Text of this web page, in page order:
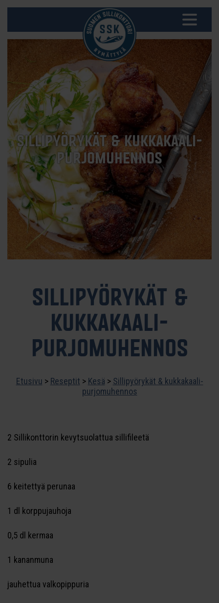
SILLIPYÖRYKÄT & KUKKAKAALI-
PURJOMUHENNOS
SILLIPYÖRYKÄT &
KUKKAKAALI-
PURJOMUHENNOS
Etusivu > Reseptit > Kesä > Sillipyörykät & kukkakaali-
purjomuhennos
2 Sillikonttorin kevytsuolattua sillifileetä
2 sipulia
6 keitettyä perunaa
1 dl korppujauhoja
0,5 dl kermaa
1 kananmuna
jauhettua valkopippuria